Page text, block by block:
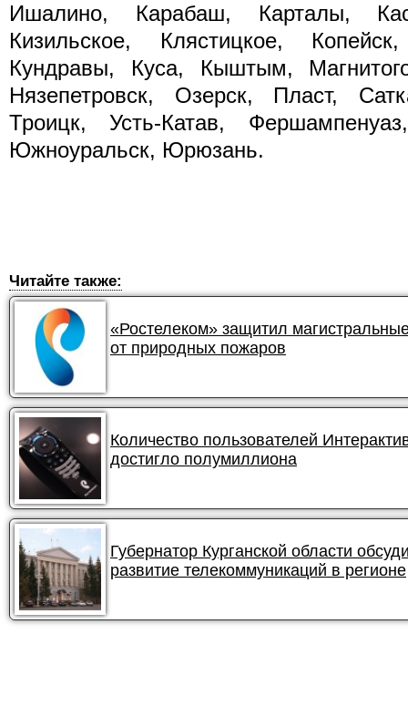
Ишалино, Карабаш, Карталы,
Кизильское, Клястицкое,
Кундравы, Куса, Кыштым,
Нязепетровск, Озерск, Пласт,
Троицк, Усть-Катав,
Южноуральск, Юрюзань.
Читайте также:
«Ростелеком» защитил
от природных пожаров
Количество пользователей
достигло полумиллиона
Губернатор Курганской области
развитие телекоммуникаций в регионе